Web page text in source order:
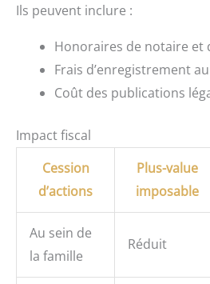
Ils peuvent inclure :
Honoraires de notaire et
Frais d’enregistrement
Coût des publications
Impact fiscal
Cession
d’actions
Plus-value
imposable
Au sein de
la famille
Réduit